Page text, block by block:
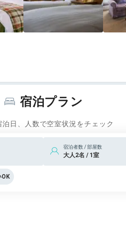
宿泊プラン
泊日、人数で空室状況をチェック
宿泊者数 / 部屋数
大人2名 / 1室
OK